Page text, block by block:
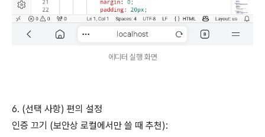
에디터 실행 화면
6. (선택 사항) 편의 설정
인증 끄기 (보안상 로컬에서만 쓸 때 추천):